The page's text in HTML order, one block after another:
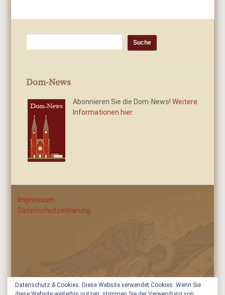
Dom-News
Abonnieren Sie die Dom-News!Weitere
Informationen hier.
Impressum
Datenschutzerklärung
Datenschutz & Cookies: Diese Website verwendet Cookies. Wenn Sie